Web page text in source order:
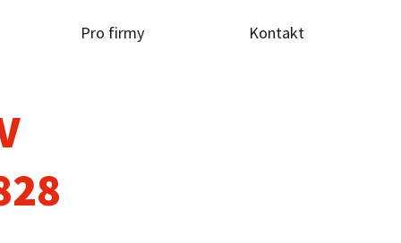
Pro firmy Kontakt